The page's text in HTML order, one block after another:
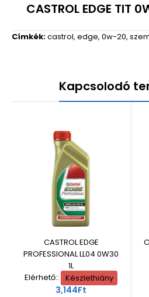
CASTROL EDGE TIT
Címkék:castrol, edge, 0w-20,
Kapcsolodó
CASTROL EDGE
PROFESSIONAL LL04 0W30
1L
Elérhető::
Készlethiány
3,144Ft